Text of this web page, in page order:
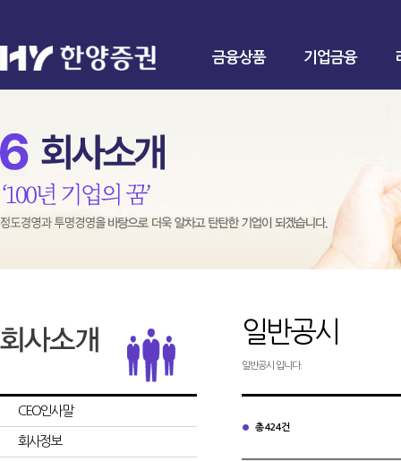
금융상품 기업금융
CEO인사말
회사정보
일반공시
일반공시 입니다.
총 424건